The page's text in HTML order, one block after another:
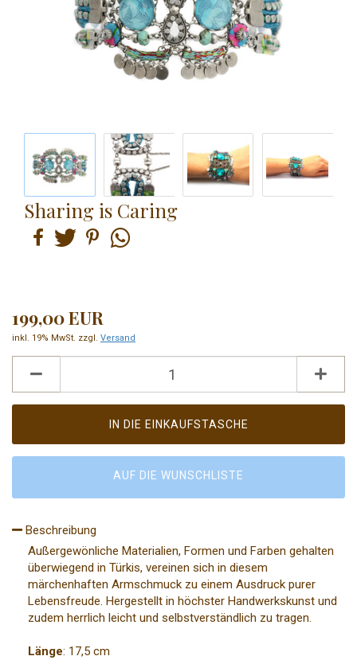
Sharing is Caring
199,00 EUR
inkl. 19% MwSt. zzgl. Versand
AUF DIE WUNSCHLISTE
Beschreibung
Außergewönliche Materialien, Formen und Farben gehalten
überwiegend in Türkis, vereinen sich in diesem
märchenhaften Armschmuck zu einem Ausdruck purer
Lebensfreude. Hergestellt in höchster Handwerkskunst und
zudem herrlich leicht und selbstverständlich zu tragen.
Länge: 17,5 cm